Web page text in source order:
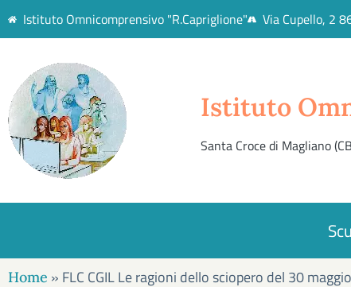
Istituto Omnicomprensivo "R.Capriglione" Via Cupello, 2
Istituto
Santa Croce di Magliano
Home » FLC CGIL Le ragioni dello sciopero del 30 maggio